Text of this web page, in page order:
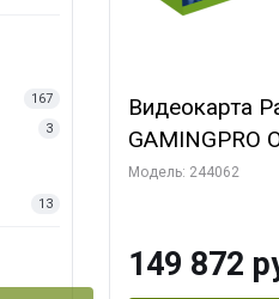
167
3
13
Видеокарта
GAMINGPRO
256bit 3xDP
Модель: 244062
149 872